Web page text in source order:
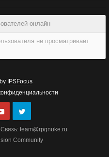
онлайн
не просматривает
by IPSFocus
team@rpgnuke.ru
Community